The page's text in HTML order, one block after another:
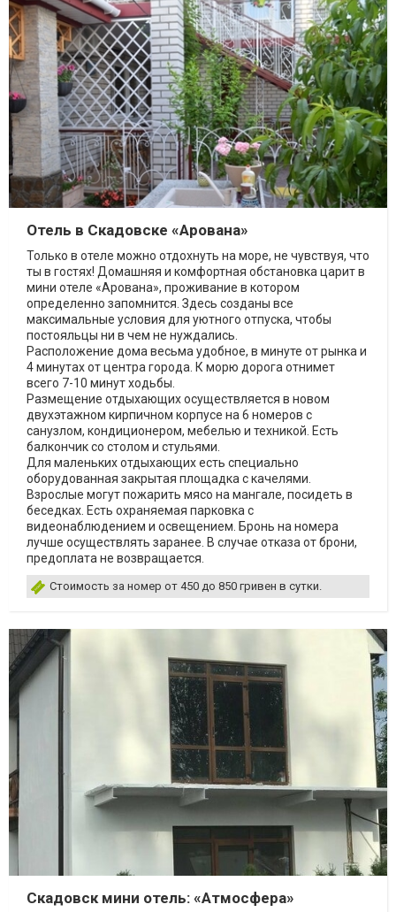
Отель в Скадовске «Арована»
Только в отеле можно отдохнуть на море, не чувствуя, что
ты в гостях! Домашняя и комфортная обстановка царит в
мини отеле «Арована», проживание в котором
определенно запомнится. Здесь созданы все
максимальные условия для уютного отпуска, чтобы
постояльцы ни в чем не нуждались.
Расположение дома весьма удобное, в минуте от рынка и
4 минутах от центра города. К морю дорога отнимет
всего 7-10 минут ходьбы.
Размещение отдыхающих осуществляется в новом
двухэтажном кирпичном корпусе на 6 номеров с
санузлом, кондиционером, мебелью и техникой. Есть
балкончик со столом и стульями.
Для маленьких отдыхающих есть специально
оборудованная закрытая площадка с качелями.
Взрослые могут пожарить мясо на мангале, посидеть в
беседках. Есть охраняемая парковка с
видеонаблюдением и освещением. Бронь на номера
лучше осуществлять заранее. В случае отказа от брони,
предоплата не возвращается.
Стоимость за номер от 450 до 850 гривен в сутки.
Скадовск мини отель: «Атмосфера»